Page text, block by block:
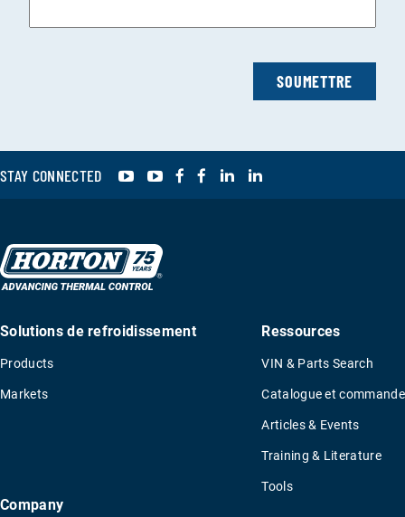
STAY CONNECTED YouTubeYouTube
Facebook
Facebook
LinkedIn
Solutions de refroidissement
Products
Markets
Ressources
VIN & Parts Search
Catalogue et commande
Articles & Events
Training & Literature
Tools
Company